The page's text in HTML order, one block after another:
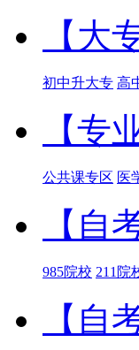
【大
初中升大专 高
【专
公共课专区 医
【自
985院校 211院
【自